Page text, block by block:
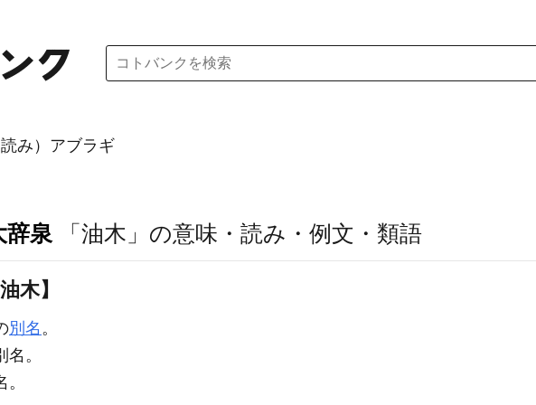
読み）アブラギ
辞泉 「油木」の意味・読み・例文・類語
木】
別名 。
名。